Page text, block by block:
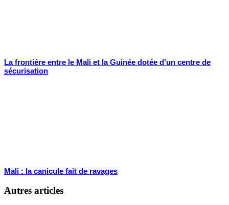
La frontière entre le Mali et la Guinée dotée d’un centre de
sécurisation
Mali : la canicule fait de ravages
Autres articles